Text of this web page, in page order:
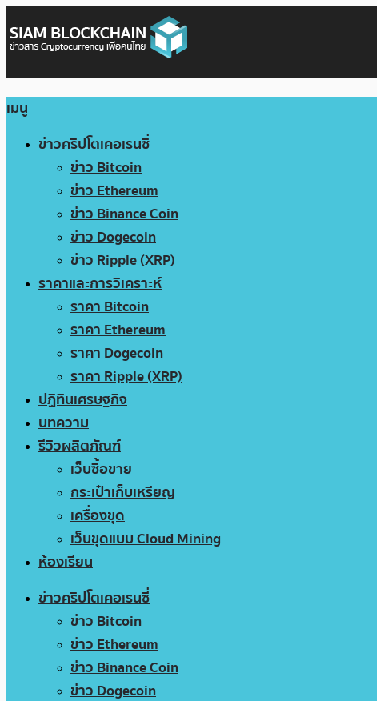
เมนู
ข่าวคริปโตเคอเรนซี่
ข่าว Bitcoin
ข่าว Ethereum
ข่าว Binance Coin
ข่าว Dogecoin
ข่าว Ripple (XRP)
ราคาและการวิเคราะห์
ราคา Bitcoin
ราคา Ethereum
ราคา Dogecoin
ราคา Ripple (XRP)
ปฏิทินเศรษฐกิจ
บทความ
รีวิวผลิตภัณฑ์
เว็บซื้อขาย
กระเป๋าเก็บเหรียญ
เครื่องขุด
เว็บขุดแบบ Cloud Mining
ห้องเรียน
ข่าวคริปโตเคอเรนซี่
ข่าว Bitcoin
ข่าว Ethereum
ข่าว Binance Coin
ข่าว Dogecoin